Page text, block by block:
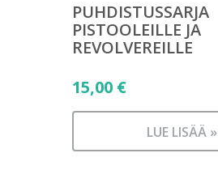
PUHDISTUSSARJA
PISTOOLEILLE JA
REVOLVEREILLE
15,00 €
LUE LISÄÄ »